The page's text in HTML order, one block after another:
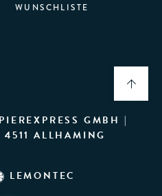
WUNSCHLISTE
GMBH |
4511 ALLHAMING
LEMONTEC